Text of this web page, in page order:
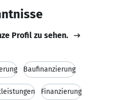
Profil zu sehen.
Baufinanzierung
Finanzierung